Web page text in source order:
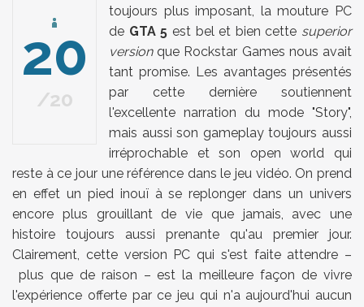
20
20
toujours plus imposant, la mouture PC
de GTA 5 est bel et bien cette superior
versionque Rockstar Games nous avait
tant promise. Les avantages présentés
par cette dernière soutiennent
l'excellente narration du mode "Story",
mais aussi son gameplay toujours aussi
irréprochable et son open world qui
reste à ce jour une référence dans le jeu vidéo. On prend
en effet un pied inouï à se replonger dans un univers
encore plus grouillant de vie que jamais, avec une
histoire toujours aussi prenante qu'au premier jour.
Clairement, cette version PC qui s'est faite attendre –
plus que de raison – est la meilleure façon de vivre
l'expérience offerte par ce jeu qui n'a aujourd'hui aucun